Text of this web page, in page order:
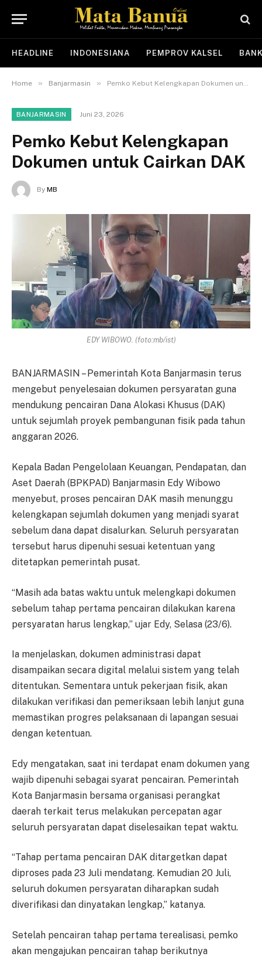
HEADLINE INDONESIANA PEMPROV KALSEL
Home » Banjarmasin » Pemko Kebut Kelengkapan Dokumen untuk Cairkan DAK
BANJARMASIN Juni 23, 2026
Pemko Kebut Kelengkapan
Dokumen untuk Cairkan DAK
By MB
EDY WIBOWO. (foto:mb/ist)
BANJARMASIN – Pemerintah Kota Banjarmasin terus
mengebut penyelesaian dokumen persyaratan guna
mendukung pencairan Dana Alokasi Khusus (DAK)
untuk sejumlah proyek pembangunan fisik pada tahun
anggaran 2026.
Kepala Badan Pengelolaan Keuangan, Pendapatan, dan
Aset Daerah (BPKPAD) Banjarmasin Edy Wibowo
menyebut, proses pencairan DAK masih menunggu
kelengkapan sejumlah dokumen yang menjadi syarat
sebelum dana dapat disalurkan. Seluruh persyaratan
tersebut harus dipenuhi sesuai ketentuan yang
ditetapkan pemerintah pusat.
“Masih ada batas waktu untuk melengkapi dokumen
sebelum tahap pertama pencairan dilakukan karena
persyaratan harus lengkap,” ujar Edy, Selasa (23/6).
Ia menjelaskan, dokumen administrasi dapat
disampaikan secara digital melalui sistem yang telah
ditentukan. Sementara untuk pekerjaan fisik, akan
dilakukan verifikasi dan pemeriksaan lebih lanjut guna
memastikan progres pelaksanaan di lapangan sesuai
dengan ketentuan.
Edy mengatakan, saat ini terdapat enam dokumen yang
wajib dipenuhi sebagai syarat pencairan. Pemerintah
Kota Banjarmasin bersama organisasi perangkat
daerah terkait terus melakukan percepatan agar
seluruh persyaratan dapat diselesaikan tepat waktu.
“Tahap pertama pencairan DAK ditargetkan dapat
diproses pada 23 Juli mendatang. Kemudian 20 Juli,
seluruh dokumen persyaratan diharapkan sudah
diverifikasi dan dinyatakan lengkap,” katanya.
Setelah pencairan tahap pertama terealisasi, pemko
akan mengajukan pencairan tahap berikutnya